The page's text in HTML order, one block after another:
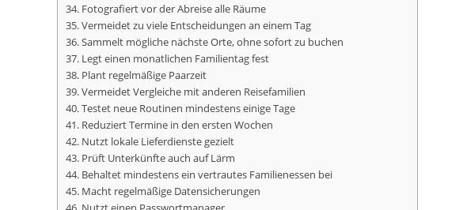
34. Fotografiert vor der Abreise alle Räume
35. Vermeidet zu viele Entscheidungen an einem Tag
36. Sammelt mögliche nächste Orte, ohne sofort zu buchen
37. Legt einen monatlichen Familientag fest
38. Plant regelmäßige Paarzeit
39. Vermeidet Vergleiche mit anderen Reisefamilien
40. Testet neue Routinen mindestens einige Tage
41. Reduziert Termine in den ersten Wochen
42. Nutzt lokale Lieferdienste gezielt
43. Prüft Unterkünfte auch auf Lärm
44. Behaltet mindestens ein vertrautes Familienessen bei
45. Macht regelmäßige Datensicherungen